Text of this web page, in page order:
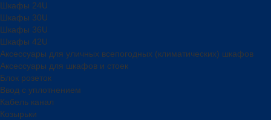
Шкафы 24U
Шкафы 30U
Шкафы 36U
Шкафы 42U
Аксессуары для уличных всепогодных (климатических) шкафов
Аксессуары для шкафов и стоек
Блок розеток
Ввод с уплотнением
Кабель канал
Козырьки